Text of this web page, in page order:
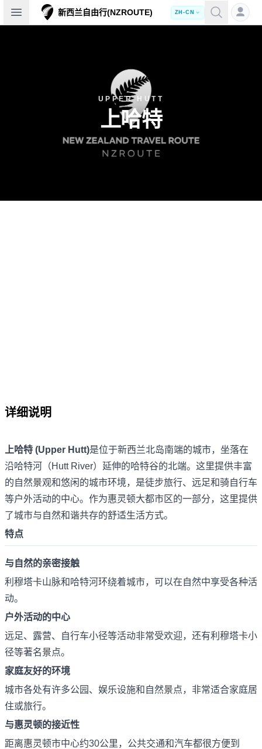
Open sidebar新西兰自由行(NZROUTE) ZH-CN
UPPER HUTT
上哈特
详细说明
上哈特 (Upper Hutt)是位于新西兰北岛南端的城市，坐落在
沿哈特河（Hutt River）延伸的哈特谷的北端。这里提供丰富
的自然景观和悠闲的城市环境，是徒步旅行、远足和骑自行车
等户外活动的中心。作为惠灵顿大都市区的一部分，这里提供
了城市与自然和谐共存的舒适生活方式。
特点
与自然的亲密接触
利穆塔卡山脉和哈特河环绕着城市，可以在自然中享受各种活
动。
户外活动的中心
远足、露营、自行车小径等活动非常受欢迎，还有利穆塔卡小
径等著名景点。
家庭友好的环境
城市各处有许多公园、娱乐设施和自然景点，非常适合家庭居
住或旅行。
与惠灵顿的接近性
距离惠灵顿市中心约30公里，公共交通和汽车都很方便到